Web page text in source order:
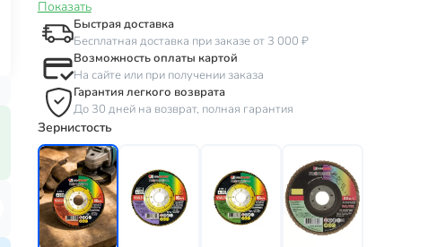
Показать
Быстрая доставка
Бесплатная доставка при заказе от 3 000 ₽
Возможность оплаты картой
На сайте или при получении заказа
Гарантия легкого возврата
До 30 дней на возврат, полная гарантия
Зернистость